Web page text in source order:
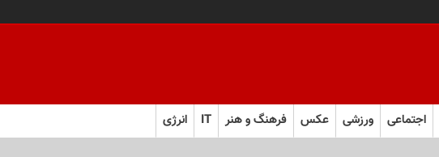
اجتماعی ورزشی عکس فرهنگ و هنر IT انرژی